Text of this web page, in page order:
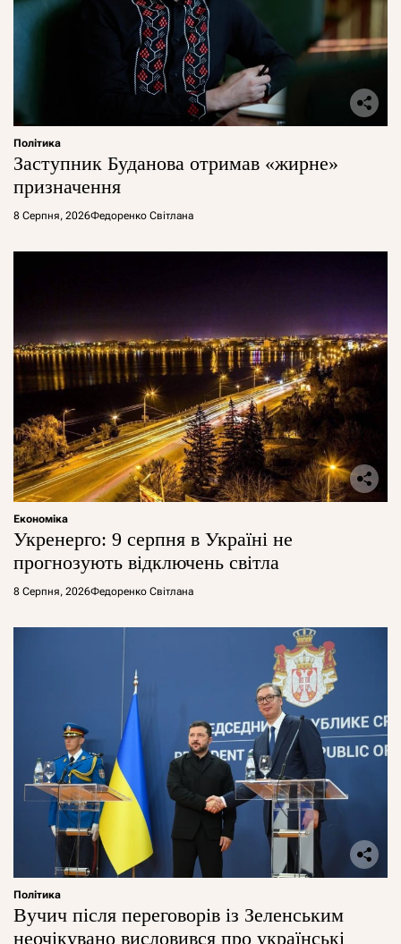
Політика
Заступник Буданова отримав «жирне»
призначення
8 Серпня, 2026Федоренко Світлана
Економіка
Укренерго: 9 серпня в Україні не
прогнозують відключень світла
8 Серпня, 2026Федоренко Світлана
Політика
Вучич після переговорів із Зеленським
неочікувано висловився про українські